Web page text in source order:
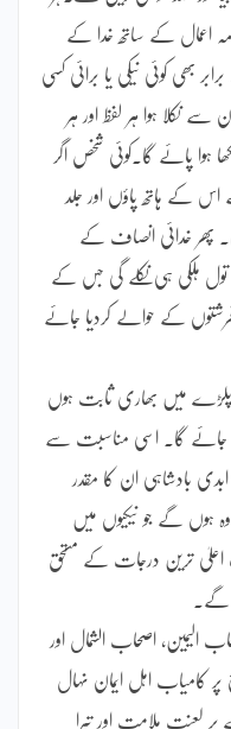
اعمال کے ساتھ خدا کے
بھی کوئی نیکی یا برائی کسی
نکلا ہوا ہر لفظ اور ہر
ہوا پائے گا۔کوئی شخص اگر
اس کے ہاتھ پاؤں اور جلد
پھر خدائی انصاف کے
تول ہلکی ہی نکلے گی جس کے
فرشتوں کے حوالے کردیا جائے
پلڑے میں بھاری ثابت ہوں
جائے گا۔ اسی مناسبت سے
بادشاہی ان کا مقدر
ہوں گے جو نیکیوں میں
ترین درجات کے مستحق
گے۔
الیمین، اصحاب الشمال اور
پر کامیاب اہل ایمان نہال
لعنت ملامت اور تبرا